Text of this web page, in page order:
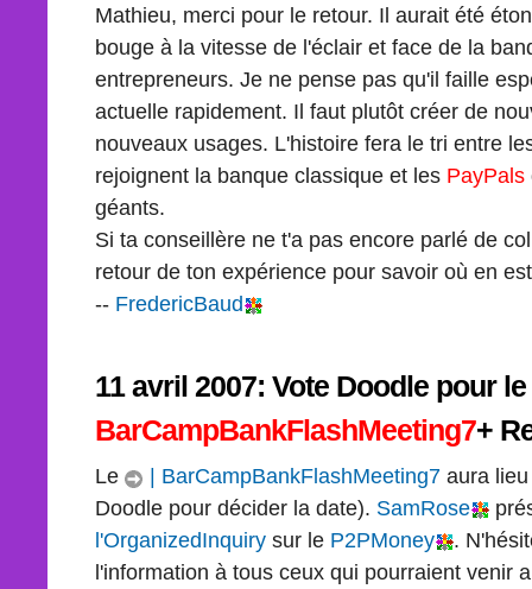
Mathieu, merci pour le retour. Il aurait été
bouge à la vitesse de l'éclair et face de la
entrepreneurs. Je ne pense pas qu'il faille
actuelle rapidement. Il faut plutôt créer de
nouveaux usages. L'histoire fera le tri entre
rejoignent la banque classique et les PayPals
géants.
Si ta conseillère ne t'a pas encore parlé de
retour de ton expérience pour savoir où en
-- FredericBaud
11 avril 2007: Vote Doodle pour le
BarCampBankFlashMeeting7+
Le | BarCampBankFlashMeeting7 aura
Doodle pour décider la date). SamRose
l'OrganizedInquiry sur le P2PMoney
.
l'information à tous ceux qui pourraient venir